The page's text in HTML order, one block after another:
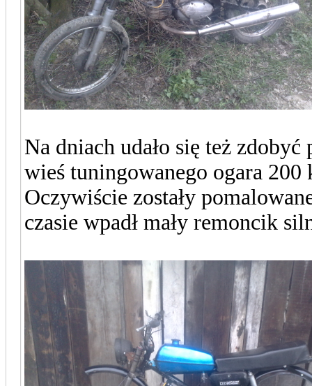
Na dniach udało się też
wieś tuningowanego ogara
Oczywiście zostały
czasie wpadł mały remoncik